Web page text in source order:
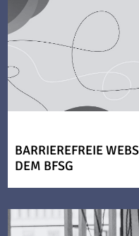
BARRIEREFREIE
DEM BFSG